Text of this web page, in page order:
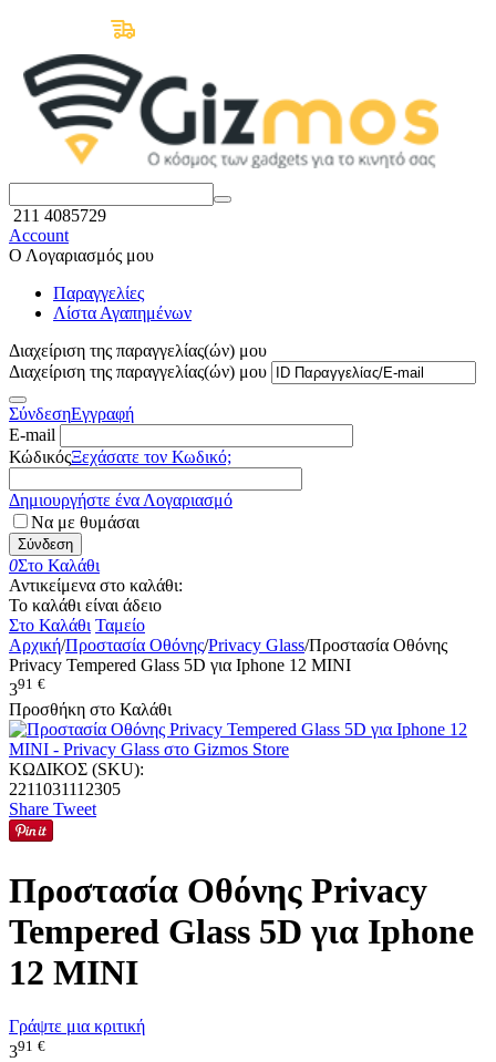
211 4085729
Account
Ο Λογαριασμός μου
Παραγγελίες
Λίστα Αγαπημένων
Διαχείριση της παραγγελίας(ών) μου
Διαχείριση της παραγγελίας(ών) μου
ΣύνδεσηΕγγραφή
E-mail
ΚώδικόςΞεχάσατε τον Κωδικό;
Δημιουργήστε ένα Λογαριασμό
Να με θυμάσαι
Σύνδεση
0Στο Καλάθι
Αντικείμενα στο καλάθι:
Το καλάθι είναι άδειο
Στο Καλάθι Ταμείο
Αρχική/Προστασία Οθόνης/Privacy Glass/Προστασία Οθόνης
Privacy Tempered Glass 5D για Iphone 12 MINI
391 €
Προσθήκη στο Καλάθι
ΚΩΔΙΚΟΣ (SKU):
2211031112305
Share Tweet
Προστασία Οθόνης Privacy
Tempered Glass 5D για Iphone
12 MINI
Γράψτε μια κριτική
391 €